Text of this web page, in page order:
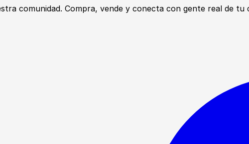
comunidad. Compra, vende y conecta con gente real de tu